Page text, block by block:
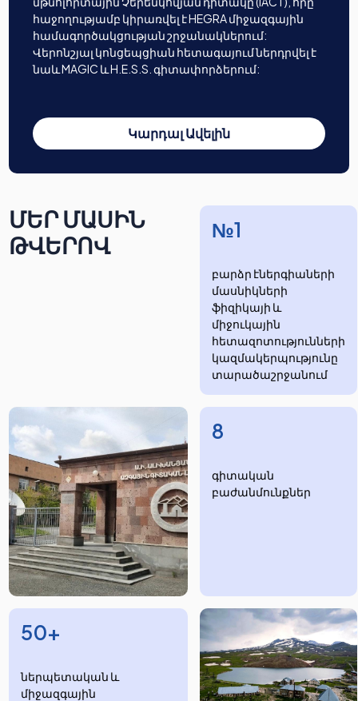
հաջողությամբ կիրառվել է HEGRA միջազգային
համագործակցության շրջանակներում:
Վերոնշյալ կոնցեպցիան հետագայում ներդրվել է
նաև MAGIC և H.E.S.S. գիտափորձերում:
Կարդալ Ավելին
ՄԵՐ ՄԱՍԻՆ
ԹՎԵՐՈՎ
№1
բարձր էներգիաների
մասնիկների
ֆիզիկայի և
միջուկային
հետազոտությունների
​​​​կազմակերպությունը
տարածաշրջանում
8
​​​գիտական
բաժանմունքներ
50+
ներպետական և
միջազգային